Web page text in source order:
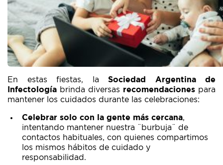
En estas fiestas, la Sociedad Argentina de
Infectología brinda diversas recomendaciones para
mantener los cuidados durante las celebraciones:
Celebrar solo con la gente más cercana,
intentando mantener nuestra ¨burbuja¨ de
contactos habituales, con quienes compartimos
los mismos hábitos de cuidado y
responsabilidad.